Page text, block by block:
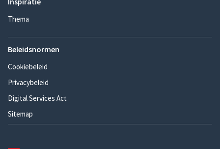
Thema
Beleidsnormen
Cookiebeleid
Privacybeleid
Digital Services Act
Sitemap